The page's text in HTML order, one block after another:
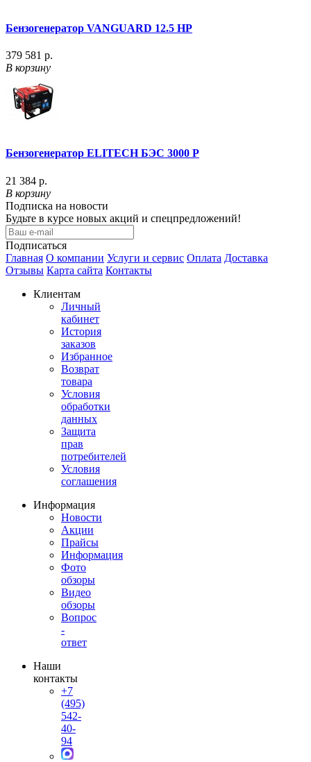
Бензогенератор VANGUARD 12.5 HP
379 581 р.
В корзину
Бензогенератор ELITECH БЭС 3000 P
21 384 р.
В корзину
Подписка на новости
Будьте в курсе новых акций и спецпредложений!
Подписаться
Главная О компании Услуги и сервис Оплата Доставка
Отзывы Карта сайта Контакты
Клиентам
Личный
кабинет
История
заказов
Избранное
Возврат
товара
Условия
обработки
данных
Защита
прав
потребителей
Условия
соглашения
Информация
Новости
Акции
Прайсы
Информация
Фото
обзоры
Видео
обзоры
Вопрос
-
ответ
Наши
контакты
+7
(495)
542-
40-
94